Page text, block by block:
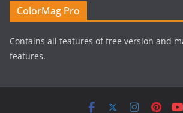
ColorMag Pro
Contains all features of free version and
features.